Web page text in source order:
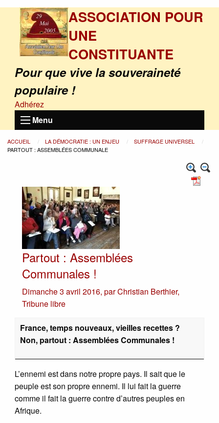
ASSOCIATION POUR
UNE
CONSTITUANTE
Pour que vive la souveraineté
populaire !
Adhérez
Menu
ACCUEIL LA DÉMOCRATIE : UN ENJEU
SUFFRAGE UNIVERSEL
PARTOUT : ASSEMBLÉES COMMUNALE
Partout : Assemblées
Communales !
Dimanche 3 avril 2016, parChristian Berthier,
Tribune libre
France, temps nouveaux, vieilles recettes ?
Non, partout : Assemblées Communales !
L’ennemi est dans notre propre pays. Il sait que le
peuple est son propre ennemi. Il lui fait la guerre
comme il fait la guerre contre d’autres peuples en
Afrique.